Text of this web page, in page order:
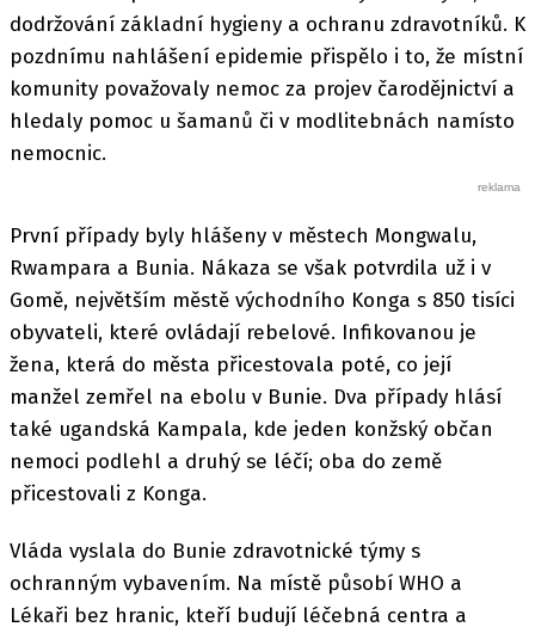
dodržování základní hygieny a ochranu zdravotníků. K
pozdnímu nahlášení epidemie přispělo i to, že místní
komunity považovaly nemoc za projev čarodějnictví a
hledaly pomoc u šamanů či v modlitebnách namísto
nemocnic.
První případy byly hlášeny v městech Mongwalu,
Rwampara a Bunia. Nákaza se však potvrdila už i v
Gomě, největším městě východního Konga s 850 tisíci
obyvateli, které ovládají rebelové. Infikovanou je
žena, která do města přicestovala poté, co její
manžel zemřel na ebolu v Bunie. Dva případy hlásí
také ugandská Kampala, kde jeden konžský občan
nemoci podlehl a druhý se léčí; oba do země
přicestovali z Konga.
Vláda vyslala do Bunie zdravotnické týmy s
ochranným vybavením. Na místě působí WHO a
Lékaři bez hranic, kteří budují léčebná centra a